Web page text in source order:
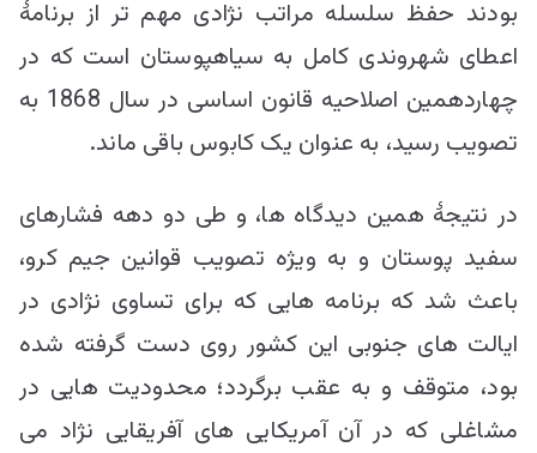
بودند حفظ سلسله مراتب نژادی مهم تر از برنامۀ
اعطای شهروندی کامل به سیاهپوستان است که در
چهاردهمین اصلاحیه قانون اساسی در سال 1868 به
تصویب رسید، به عنوان یک کابوس باقی ماند.
در نتیجۀ همین دیدگاه ها، و طی دو دهه فشارهای
سفید پوستان و به ویژه تصویب قوانین جیم کرو،
باعث شد که برنامه هایی که برای تساوی نژادی در
ایالت های جنوبی این کشور روی دست گرفته شده
بود، متوقف و به عقب برگردد؛ محدودیت هایی در
مشاغلی که در آن آمریکایی های آفریقایی نژاد می